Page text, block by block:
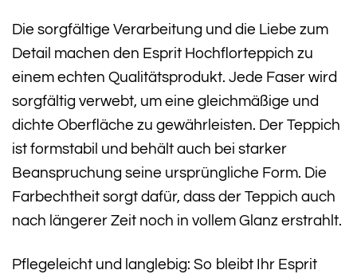
Die sorgfältige Verarbeitung und die Liebe zum
Detail machen den Esprit Hochflorteppich zu
einem echten Qualitätsprodukt. Jede Faser wird
sorgfältig verwebt, um eine gleichmäßige und
dichte Oberfläche zu gewährleisten. Der Teppich
ist formstabil und behält auch bei starker
Beanspruchung seine ursprüngliche Form. Die
Farbechtheit sorgt dafür, dass der Teppich auch
nach längerer Zeit noch in vollem Glanz erstrahlt.
Pflegeleicht und langlebig: So bleibt Ihr Esprit